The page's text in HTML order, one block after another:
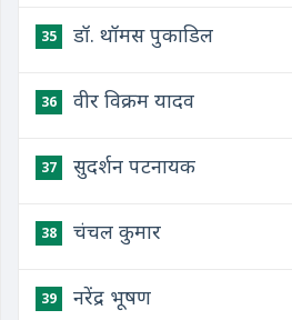
35 डॉ. थॉमस पुकाडिल
36 वीर विक्रम यादव
37 सुदर्शन पटनायक
38 चंचल कुमार
39 नरेंद्र भूषण